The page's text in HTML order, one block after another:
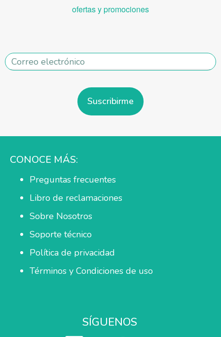
ofertas y promociones
Suscribirme
CONOCE MÁS:
Preguntas frecuentes
Libro de reclamaciones
Sobre Nosotros
Soporte técnico
Política de privacidad
Términos y Condiciones de uso
SÍGUENOS